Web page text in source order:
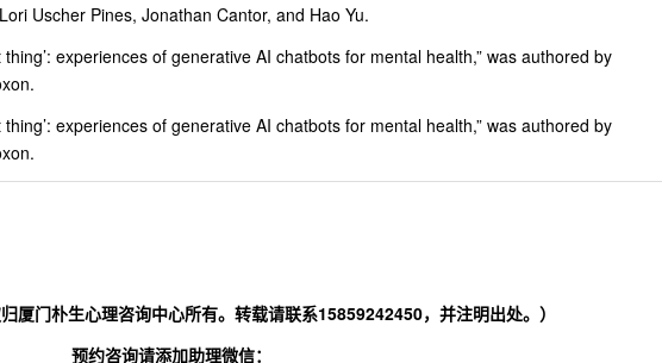
Uscher Pines, Jonathan Cantor, and Hao Yu.
experiences of generative AI chatbots for mental health,” was authored by
experiences of generative AI chatbots for mental health,” was authored by
门朴生心理咨询中心所有。 转载请联系15859242450，并注明出处。）
预约咨询请添加助理微信：